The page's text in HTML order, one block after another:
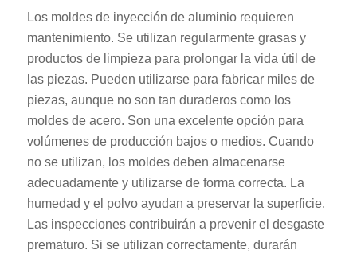
Los moldes de inyección de aluminio requieren
mantenimiento. Se utilizan regularmente grasas y
productos de limpieza para prolongar la vida útil de
las piezas. Pueden utilizarse para fabricar miles de
piezas, aunque no son tan duraderos como los
moldes de acero. Son una excelente opción para
volúmenes de producción bajos o medios. Cuando
no se utilizan, los moldes deben almacenarse
adecuadamente y utilizarse de forma correcta. La
humedad y el polvo ayudan a preservar la superficie.
Las inspecciones contribuirán a prevenir el desgaste
prematuro. Si se utilizan correctamente, durarán